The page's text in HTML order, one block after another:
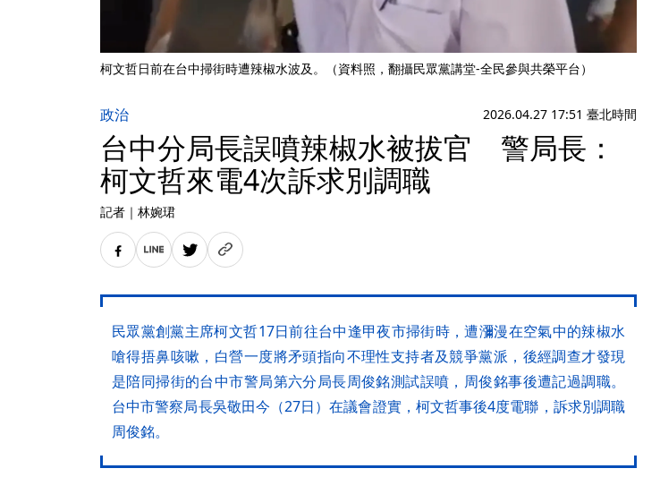
柯文哲日前在台中掃街時遭辣椒水波及。（資料照，翻攝民眾黨講堂-全民參與共榮平台）
政治 2026.04.27 17:51 臺北時間
台中分局長誤噴辣椒水被拔官 警局長：
柯文哲來電4次訴求別調職
記者 ｜ 林婉珺
民眾黨創黨主席柯文哲17日前往台中逢甲夜市掃街時，遭瀰漫在空氣中的辣椒水
嗆得捂鼻咳嗽，白營一度將矛頭指向不理性支持者及競爭黨派，後經調查才發現
是陪同掃街的台中市警局第六分局長周俊銘測試誤噴，周俊銘事後遭記過調職。
台中市警察局長吳敬田今（27日）在議會證實，柯文哲事後4度電聯，訴求別調職
周俊銘。